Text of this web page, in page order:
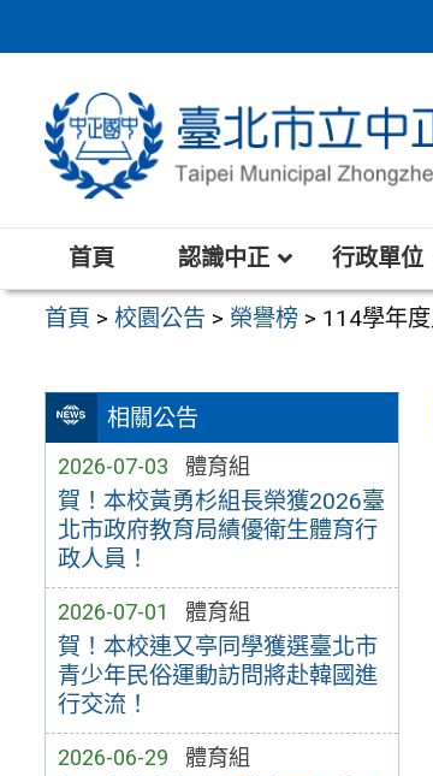
至
區
首頁
認識中正 行政單位
首頁 >校園公告 > 榮譽榜 > 114學年
相關公告
2026-07-03 體育組
賀！本校黃勇杉組長榮獲2026臺
北市政府教育局績優衛生體育行
政人員！
2026-07-01 體育組
賀！本校連又亭同學獲選臺北市
青少年民俗運動訪問將赴韓國進
行交流！
2026-06-29 體育組